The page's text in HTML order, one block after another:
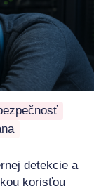
detekcie a
korisťou